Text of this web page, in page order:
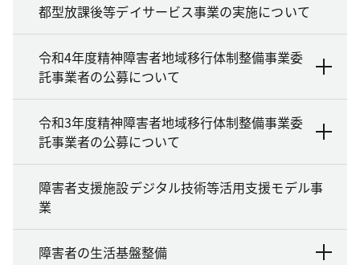
都型放課後等デイサービス事業の実施について
令和4年度精神障害者地域移行体制整備事業委
託事業者の公募について
令和3年度精神障害者地域移行体制整備事業委
託事業者の公募について
障害者支援施設デジタル技術等活用支援モデル事
業
障害者の生活基盤整備